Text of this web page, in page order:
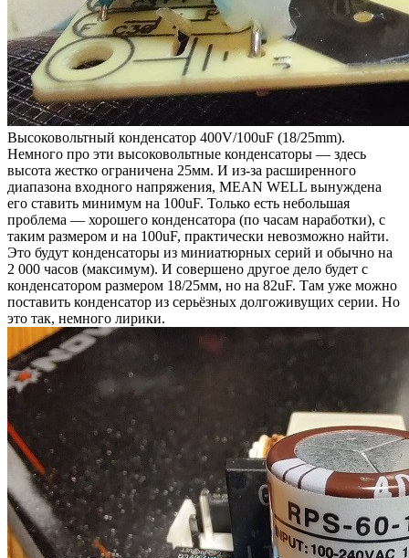
Высоковольтный конденсатор 400V/100uF (18/25mm).
Немного про эти высоковольтные конденсаторы — здесь
высота жестко ограничена 25мм. И из-за расширенного
диапазона входного напряжения, MEAN WELL вынуждена
его ставить минимум на 100uF. Только есть небольшая
проблема — хорошего конденсатора (по часам наработки), с
таким размером и на 100uF, практически невозможно найти.
Это будут конденсаторы из миниатюрных серий и обычно на
2 000 часов (максимум). И совершено другое дело будет с
конденсатором размером 18/25мм, но на 82uF. Там уже можно
поставить конденсатор из серьёзных долгоживущих серии. Но
это так, немного лирики.